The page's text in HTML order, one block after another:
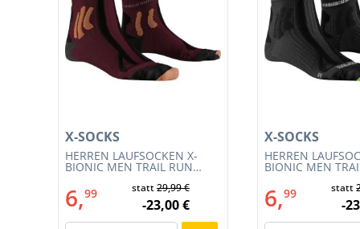
HERREN LAUFSOCKEN X-
BIONIC MEN TRAIL RUN
R019)
X-SOCKS
6,99 statt29,99 €
-23,00 €
HERREN
BIONIC MEN
011)
X-SOCKS
6,99 statt
-